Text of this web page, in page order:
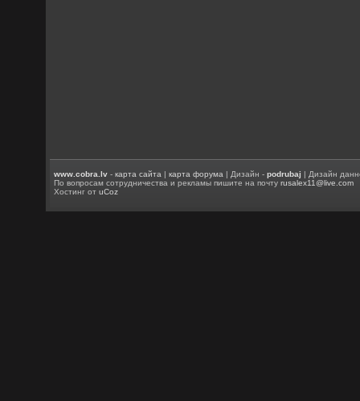
www.cobra.lv -карта сайта |карта форума | Дизайн -podrubaj | Дизайн
По вопросам сотрудничества и рекламы пишите на почтуrusalex11@live.com
Хостинг отuCoz